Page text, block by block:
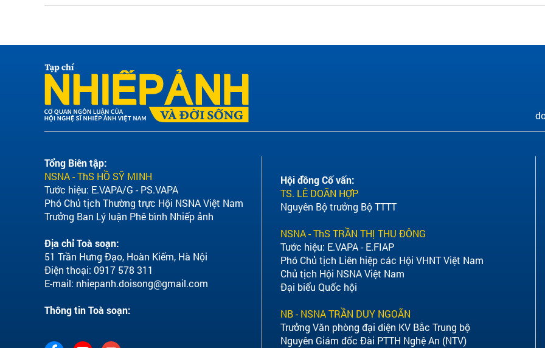
Tổng Biên tập:
NSNA - ThS HỒ SỸ MINH
Tước hiệu: E.VAPA/G - PS.VAPA
Phó Chủ tịch Thường trực Hội NSNA Việt Nam
Trưởng Ban Lý luận Phê bình Nhiếp ảnh
Địa chỉ Toà soạn:
51 Trần Hưng Đạo, Hoàn Kiếm, Hà Nội
Điện thoại: 0917 578 311
E-mail: nhiepanh.doisong@gmail.com
Thông tin Toà soạn:
Hội đồng Cố vấn:
TS. LÊ DOÃN HỢP
Nguyên Bộ trưởng Bộ TTTT
NSNA - ThS TRẦN THỊ THU ĐÔNG
Tước hiệu: E.VAPA - E.FIAP
Phó Chủ tịch Liên hiệp các Hội VHNT Việt Nam
Chủ tịch Hội NSNA Việt Nam
Đại biểu Quốc hội
NB - NSNA TRẦN DUY NGOÃN
Trưởng Văn phòng đại diện KV Bắc Trung bộ
Nguyên Giám đốc Đài PTTH Nghệ An (NTV)